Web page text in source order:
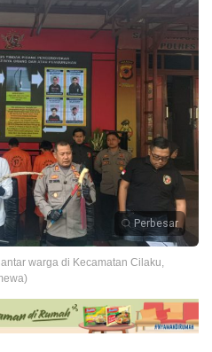
Perbesar
warga di Kecamatan Cilaku,